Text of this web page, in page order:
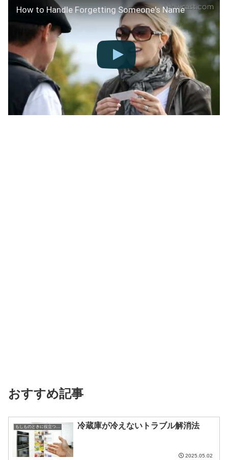
How to Handle Forgetting Someone's Name
おすすめ記事
もしものときに役立つ知識 冷蔵庫が冷えないトラブル解消法
2025.05.02